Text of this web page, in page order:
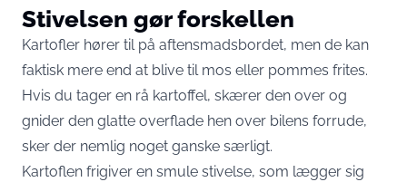
Stivelsen gør forskellen
Kartofler hører til på aftensmadsbordet, men de kan
faktisk mere end at blive til mos eller pommes frites.
Hvis du tager en rå kartoffel, skærer den over og
gnider den glatte overflade hen over bilens forrude,
sker der nemlig noget ganske særligt.
Kartoflen frigiver en smule stivelse, som lægger sig